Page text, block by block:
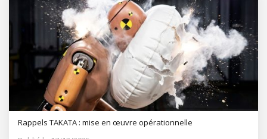
Rappels TAKATA : mise en œuvre opérationnelle